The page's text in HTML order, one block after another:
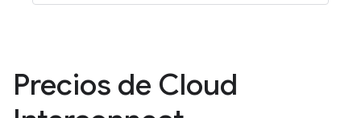
Precios de Cloud